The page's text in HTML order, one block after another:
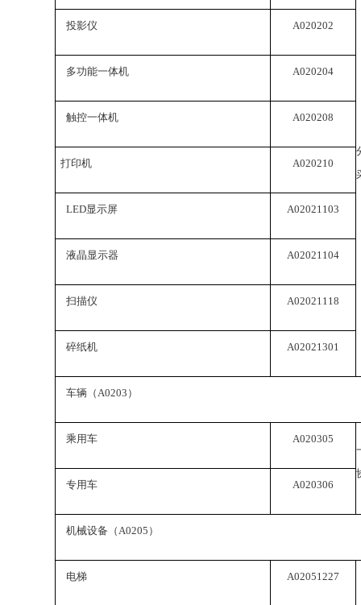
投影仪 A020202
多功能一体机 A020204
触控一体机 A020208
打印机 A020210
LED显示屏 A02021103
液晶显示器 A02021104
扫描仪 A02021118
碎纸机 A02021301
车辆（A0203 ）
乘用车
A020305
专用车
A020306
机械设备（A0205 ）
电梯 A02051227